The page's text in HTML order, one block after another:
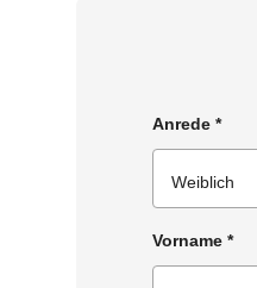
Anrede *
Vorname *